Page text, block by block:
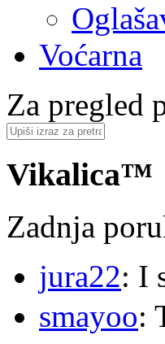
Voćarna
Za pregled
Vikalica™
Zadnja
jura22: I
smayoo: